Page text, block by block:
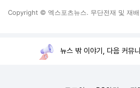
Copyright © 엑스포츠뉴스. 무단전재 및 재
뉴스 밖 이야기, 다음 커뮤